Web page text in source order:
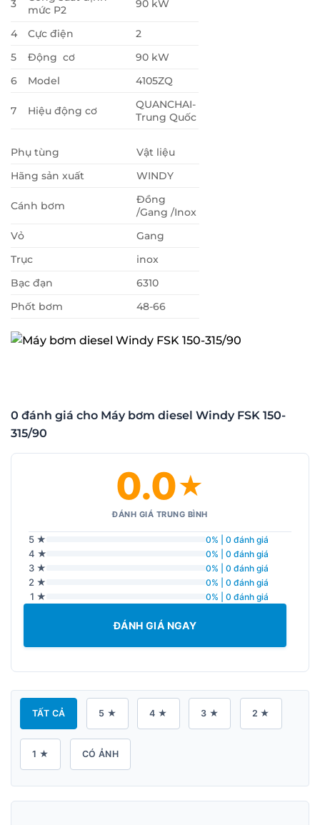
3
mức P2
90 kW
4 Cực điện
2
5
Động cơ
90 kW
6
Model 4105ZQ
7 Hiệu động cơ
QUANCHAI-
Trung Quốc
Phụ tùng
Vật liệu
Hãng sản xuất
WINDY
Cánh bơm
Đồng
/Gang /Inox
Vỏ
Gang
Trục
inox
Bạc đạn
6310
Phốt bơm
48-66
0 đánh giá cho Máy bơm diesel Windy FSK 150-
315/90
0.0★
ĐÁNH GIÁ TRUNG BÌNH
5 ★ 0% | 0 đánh giá
4 ★ 0% | 0 đánh giá
3 ★ 0% | 0 đánh giá
2 ★ 0% | 0 đánh giá
1 ★ 0% | 0 đánh giá
ĐÁNH GIÁ NGAY
TẤT CẢ 5 ★ 4 ★ 3 ★ 2 ★
1 ★ CÓ ẢNH